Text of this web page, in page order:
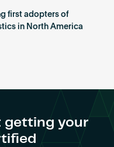
first adopters of
in North America
getting your